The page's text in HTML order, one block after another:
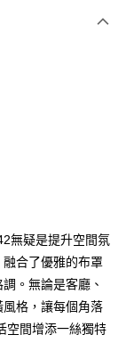
式。 讓您購物簡單
無疑是提升空間氛
合了優雅的布罩
。無論是客廳、
格，讓每個角落
空間增添一絲獨特